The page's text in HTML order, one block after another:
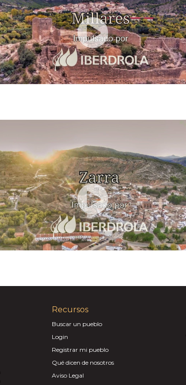
Recursos
Buscar un pueblo
Login
Registrar mi pueblo
Qué dicen de nosotros
Aviso Legal